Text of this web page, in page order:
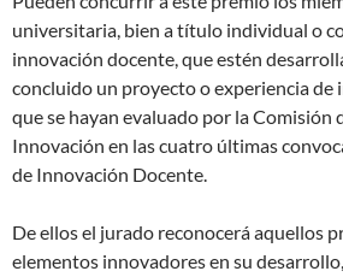
universitaria, bien a título individual o
innovación docente, que estén
concluido un proyecto o experiencia de
que se hayan evaluado por la Comisión
Innovación en las cuatro últimas
de Innovación Docente.
De ellos el jurado reconocerá aquellos
elementos innovadores en su